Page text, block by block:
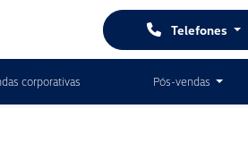
Telefones
corporativas Pós-vendas